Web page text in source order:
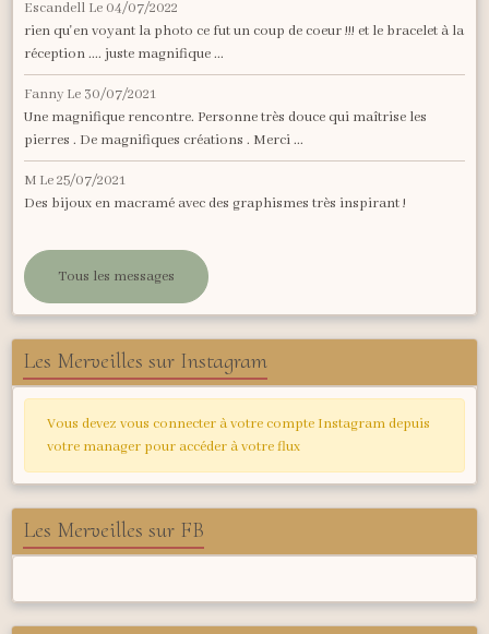
Escandell Le 04/07/2022
rien qu'en voyant la photo ce fut un coup de coeur !!! et le bracelet à la
réception .... juste magnifique ...
Fanny Le 30/07/2021
Une magnifique rencontre. Personne très douce qui maîtrise les
pierres . De magnifiques créations . Merci ...
M Le 25/07/2021
Des bijoux en macramé avec des graphismes très inspirant !
Tous les messages
Les Merveilles sur Instagram
Vous devez vous connecter à votre compte Instagram depuis
votre manager pour accéder à votre flux
Les Merveilles sur FB